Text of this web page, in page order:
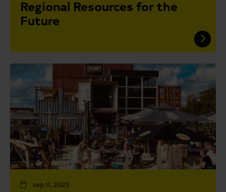
Regional Resources for the
Future
sep 11, 2025